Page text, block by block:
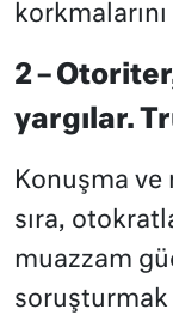
2 –
yargılar.
Konuşma ve
sıra,
muazzam
soruşturmak